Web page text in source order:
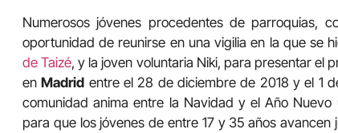
Numerosos jóvenes procedentes de parroquias,
oportunidad de reunirse en una vigilia en la que se
de Taizé, y la joven voluntaria Niki, para presentar el
enMadrid entre el 28 de diciembre de 2018 y el 1
comunidad anima entre la Navidad y el Año
para que los jóvenes de entre 17 y 35 años